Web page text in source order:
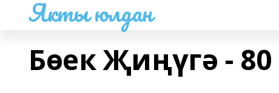
Якты юлдан
Бөек Җиңүгә - 80